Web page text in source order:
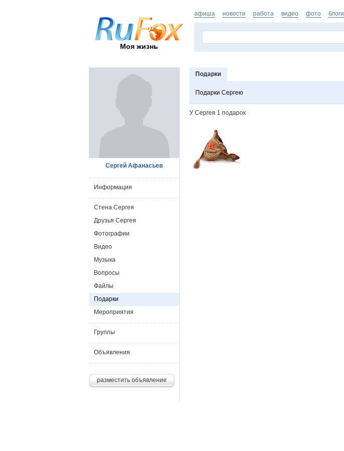
Моя жизнь
афиша новости работа видео фото блоги
Подарки
Подарки Сергею
У Сергея 1 подарок
Сергей Афанасьев
Информация
Стена Сергея
Друзья Сергея
Фотографии
Видео
Музыка
Вопросы
Файлы
Подарки
Мероприятия
Группы
Объявления
разместить объявление